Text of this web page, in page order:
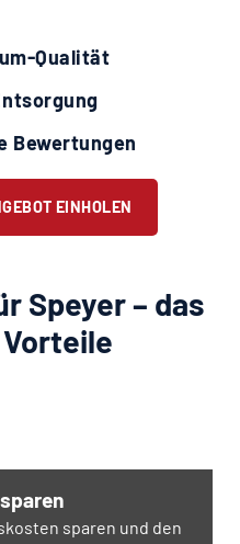
Qualität
Bewertungen
EINHOLEN
Speyer – das
sparen und den